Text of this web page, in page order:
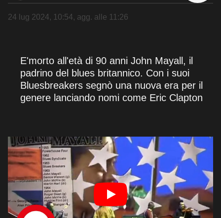
24 lug 2024, 10:54, agg. alle 11:26
E'morto all'età di 90 anni John Mayall, il
padrino del blues britannico. Con i suoi
Bluesbreakers segnò una nuova era per il
genere lanciando nomi come Eric Clapton